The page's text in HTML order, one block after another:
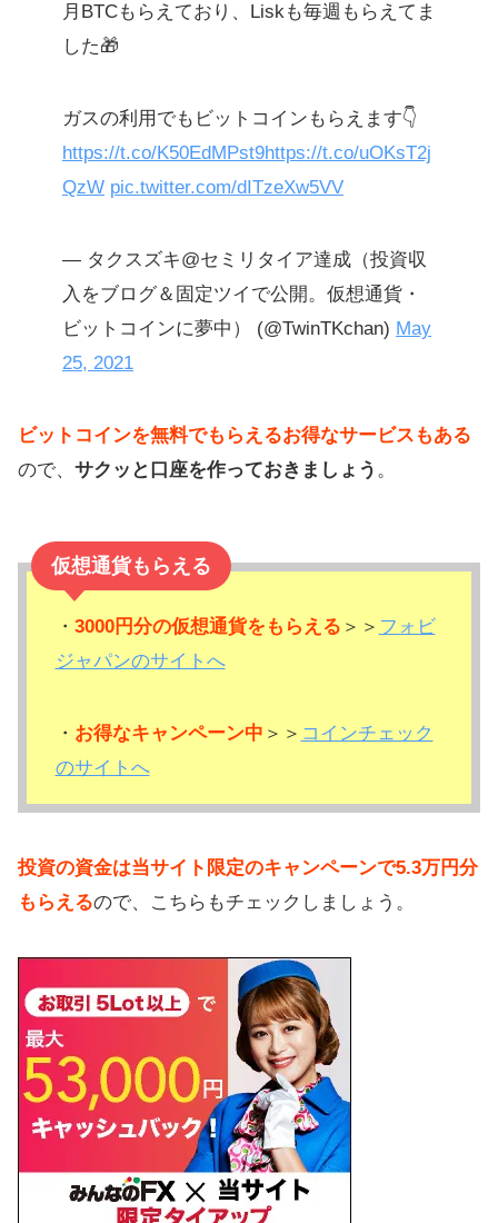
月BTCもらえており、Liskも毎週もらえてま
した🎁
ガスの利用でもビットコインもらえます👇
https://t.co/K50EdMPst9https://t.co/uOKsT2j
QzW pic.twitter.com/dITzeXw5VV
— タクスズキ@セミリタイア達成（投資収
入をブログ＆固定ツイで公開。仮想通貨・
ビットコインに夢中） (@TwinTKchan) May
25, 2021
ビットコインを無料でもらえるお得なサービスもある
ので、 サクッと口座を作っておきましょう 。
仮想通貨もらえる
・ 3000円分の仮想通貨をもらえる ＞＞ フォビ
ジャパンのサイトへ
・ お得なキャンペーン中 ＞＞ コインチェック
のサイトへ
投資の資金は当サイト限定のキャンペーンで5.3万円分
もらえるので、こちらもチェックしましょう。